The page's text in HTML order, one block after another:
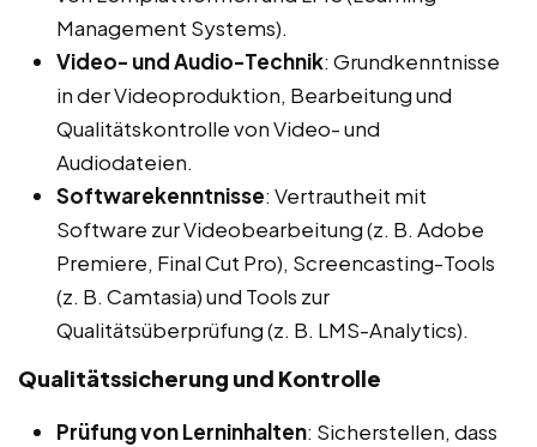
Management Systems).
Video- und Audio-Technik: Grundkenntnisse
in der Videoproduktion, Bearbeitung und
Qualitätskontrolle von Video- und
Audiodateien.
Softwarekenntnisse: Vertrautheit mit
Software zur Videobearbeitung (z. B. Adobe
Premiere, Final Cut Pro), Screencasting-Tools
(z. B. Camtasia) und Tools zur
Qualitätsüberprüfung (z. B. LMS-Analytics).
Qualitätssicherung und Kontrolle
Prüfung von Lerninhalten: Sicherstellen, dass